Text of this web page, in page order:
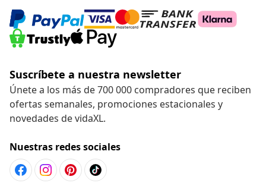
Suscríbete a nuestra newsletter
Únete a los más de 700 000 compradores que reciben
ofertas semanales, promociones estacionales y
novedades de vidaXL.
Nuestras redes sociales